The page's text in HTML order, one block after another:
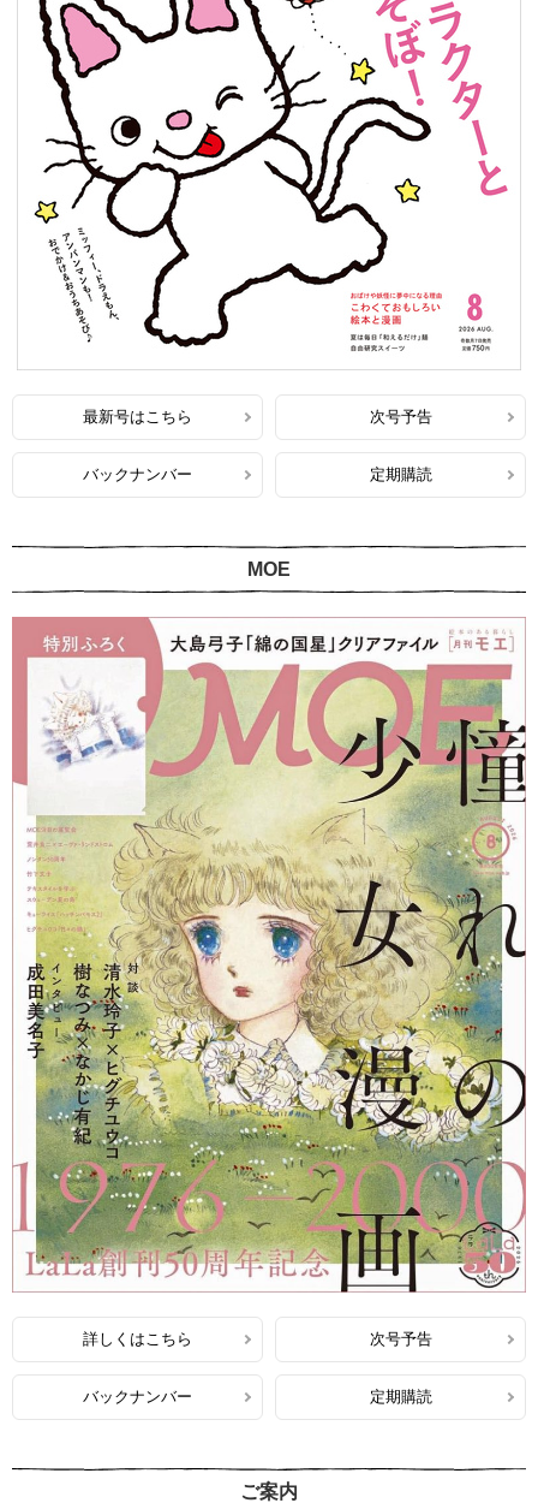
最新号はこちら 次号予告
バックナンバー 定期購読
MOE
詳しくはこちら 次号予告
バックナンバー 定期購読
ご案内